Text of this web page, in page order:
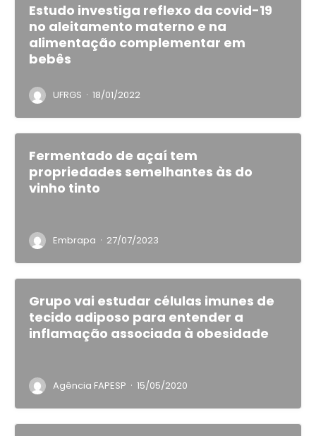
Estudo investiga reflexo da covid-19
no aleitamento materno e na
alimentação complementar em
bebês
UFRGS · 18/01/2022
Fermentado de açaí tem
propriedades semelhantes às do
vinho tinto
Embrapa · 27/07/2023
Grupo vai estudar células imunes de
tecido adiposo para entender a
inflamação associada à obesidade
Agência FAPESP · 15/05/2020